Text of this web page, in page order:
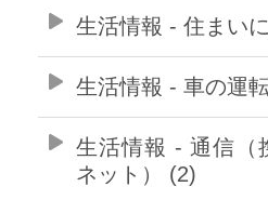
生活情報 - 住まい
生活情報 - 車の運
生活情報 - 通信（
ネット） (2)